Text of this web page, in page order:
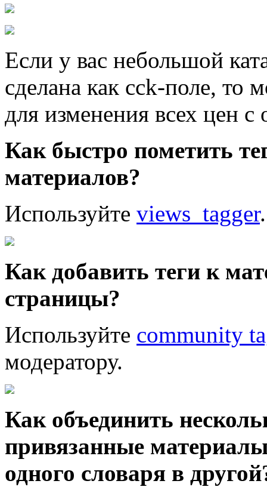
Если у вас небольшой
сделана как cck-поле, то
для изменения всех цен
Как быстро пометить
материалов?
Используйте views_tagger.
Как добавить теги к
страницы?
Используйте community
модератору.
Как объединить
привязанные
одного словаря в